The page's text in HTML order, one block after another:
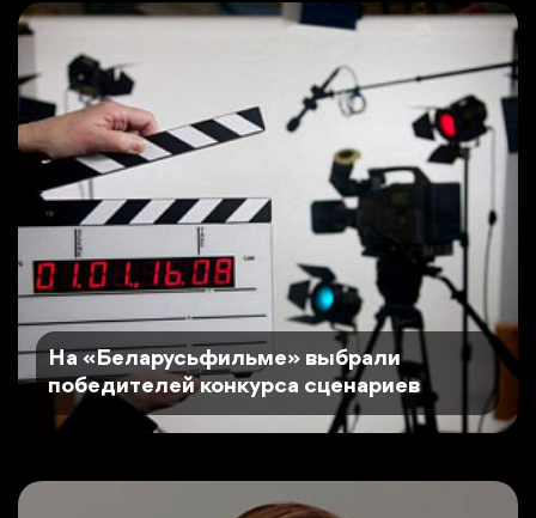
На «Беларусьфильме» выбрали
победителей конкурса сценариев